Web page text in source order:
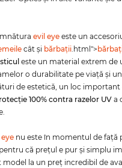
evil eye este un
cât şi bărbaţii.html">
este un material extrem de
o durabilitate pe viaţă şi
de estetică, un loc
100% contra razelor UV a
nu este în momentul de faţă
că preţul e pur şi simplu
la un preţ incredibil de